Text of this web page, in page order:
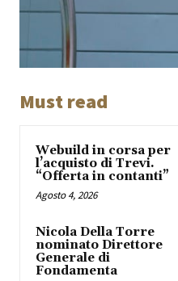
Must read
Webuild in corsa per
l’acquisto di Trevi.
“Offerta in contanti”
Agosto 4, 2026
Nicola Della Torre
nominato Direttore
Generale di
Fondamenta